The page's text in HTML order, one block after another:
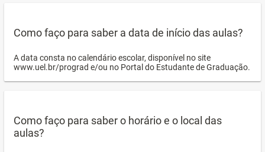
Como faço para saber a data de início das aulas?
A data consta no calendário escolar, disponível no site
www.uel.br/prograd e/ou no Portal do Estudante de Graduação.
Como faço para saber o horário e o local das
aulas?